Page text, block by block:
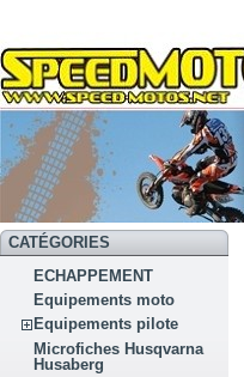
CATÉGORIES
ECHAPPEMENT
Equipements moto
Equipements pilote
Microfiches Husqvarna
Husaberg